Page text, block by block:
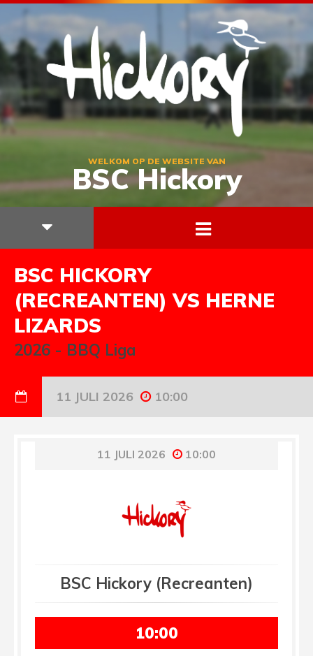
WELKOM OP DE WEBSITE VAN
BSC Hickory
BSC HICKORY
(RECREANTEN) VS HERNE
LIZARDS
2026 - BBQ Liga
11 JULI 2026 10:00
11 JULI 2026 10:00
BSC Hickory (Recreanten)
10:00